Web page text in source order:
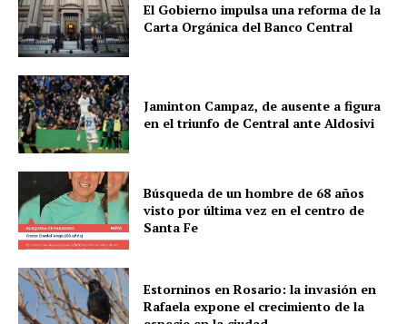
El Gobierno impulsa una reforma de la
Carta Orgánica del Banco Central
Jaminton Campaz, de ausente a figura
en el triunfo de Central ante Aldosivi
Búsqueda de un hombre de 68 años
visto por última vez en el centro de
Santa Fe
Estorninos en Rosario: la invasión en
Rafaela expone el crecimiento de la